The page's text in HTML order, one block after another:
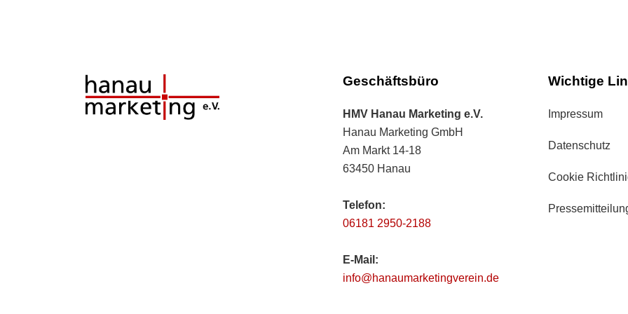
Geschäftsbüro
HMV Hanau Marketing e.V.
Hanau Marketing GmbH
Am Markt 14-18
63450 Hanau
Telefon:
06181 2950-2188
E-Mail:
info@hanaumarketingverein.de
Wichtige
Impressum
Datenschutz
Cookie